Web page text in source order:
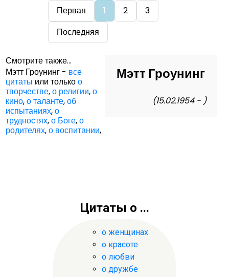
Первая 1 2
3
Последняя
Мэтт Гроунинг
(15.02.1954 - )
Смотрите также...
Мэтт Гроунинг - все
цитаты или толькоо
творчестве,о религии,о
кино,о таланте,об
испытаниях,о
трудностях,о Боге,о
родителях,о воспитании,
Цитаты о ...
о женщинах
о красоте
о любви
о дружбе